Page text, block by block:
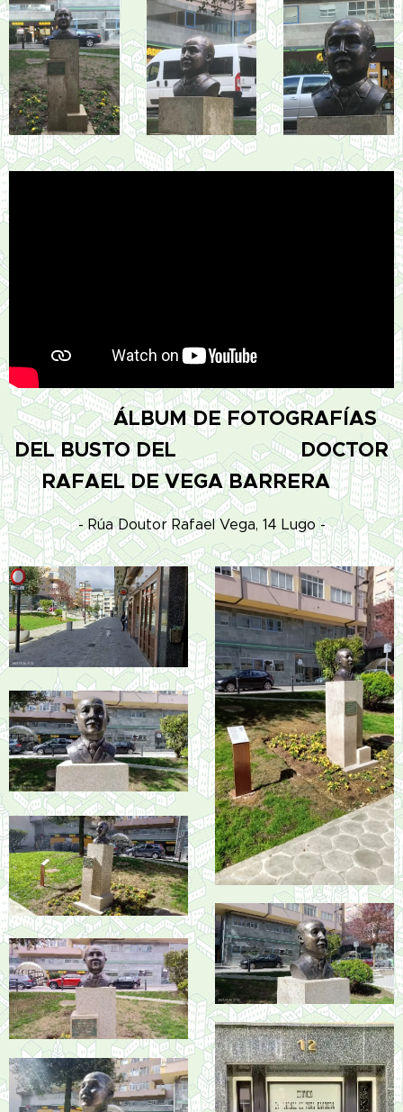
ÁLBUMDE FOTOGRAFÍAS
DEL BUSTO DEL DOCTOR
RAFAEL DE VEGA BARRERA
- Rúa Doutor Rafael Vega, 14 Lugo -